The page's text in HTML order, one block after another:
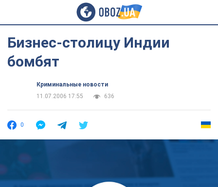
Бизнес-столицу Индии
бомбят
Криминальные новости
11.07.2006 17:55
636
0